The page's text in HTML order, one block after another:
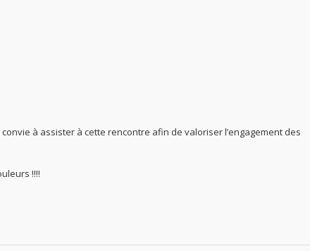
à assister à cette rencontre afin de valoriser l’engagement des
!!!!